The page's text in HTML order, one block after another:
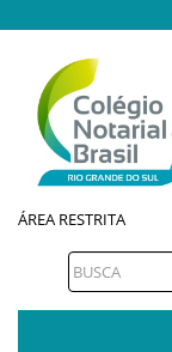
ÁREA RESTRITA